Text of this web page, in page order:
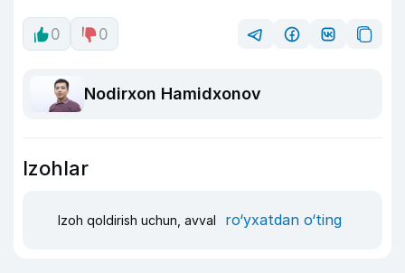
0 0
Nodirxon Hamidxonov
Izohlar
Izoh qoldirish uchun, avval ro‘yxatdan o‘ting